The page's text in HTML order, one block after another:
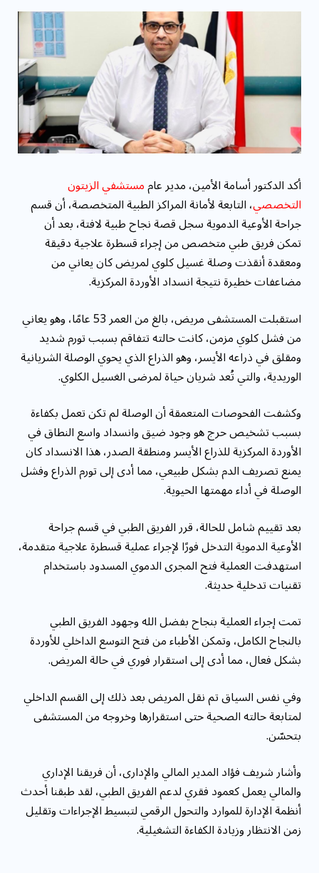
بحلول ...
أكد الدكتور أسامة الأمين، مدير عاممستشفي الزيتون
التخصصي، التابعة لأمانة المراكز الطبية المتخصصة، أن قسم
جراحة الأوعية الدموية سجل قصة نجاح طبية لافتة، بعد أن
تمكن فريق طبي متخصص من إجراء قسطرة علاجية دقيقة
ومعقدة أنقذت وصلة غسيل كلوي لمريض كان يعاني من
مضاعفات خطيرة نتيجة انسداد الأوردة المركزية.
استقبلت المستشفى مريض، بالغ من العمر 53 عامًا، وهو يعاني
من فشل كلوي مزمن، كانت حالته تتفاقم بسبب تورم شديد
ومقلق في ذراعه الأيسر، وهو الذراع الذي يحوي الوصلة الشريانية
الوريدية، والتي تُعد شريان حياة لمرضى الغسيل الكلوي.
وكشفت الفحوصات المتعمقة أن الوصلة لم تكن تعمل بكفاءة
بسبب تشخيص حرج هو وجود ضيق وانسداد واسع النطاق في
الأوردة المركزية للذراع الأيسر ومنطقة الصدر، هذا الانسداد كان
يمنع تصريف الدم بشكل طبيعي، مما أدى إلى تورم الذراع وفشل
الوصلة في أداء مهمتها الحيوية.
بعد تقييم شامل للحالة، قرر الفريق الطبي في قسم جراحة
الأوعية الدموية التدخل فورًا لإجراء عملية قسطرة علاجية متقدمة،
استهدفت العملية فتح المجرى الدموي المسدود باستخدام
تقنيات تدخلية حديثة.
تمت إجراء العملية بنجاح بفضل الله وجهود الفريق الطبي
بالنجاح الكامل، وتمكن الأطباء من فتح التوسع الداخلي للأوردة
بشكل فعال، مما أدى إلى استقرار فوري في حالة المريض.
وفي نفس السياق تم نقل المريض بعد ذلك إلى القسم الداخلي
لمتابعة حالته الصحية حتى استقرارها وخروجه من المستشفى
بتحسّن.
وأشار شريف فؤاد المدير المالي والإدارى، أن فريقنا الإداري
والمالي يعمل كعمود فقري لدعم الفريق الطبي، لقد طبقنا أحدث
أنظمة الإدارة للموارد والتحول الرقمي لتبسيط الإجراءات وتقليل
زمن الانتظار وزيادة الكفاءة التشغيلية.